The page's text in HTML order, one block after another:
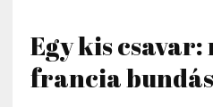
Egy kis
francia